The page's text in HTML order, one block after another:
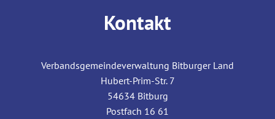
Kontakt
Verbandsgemeindeverwaltung Bitburger Land
Hubert-Prim-Str. 7
54634 Bitburg
Postfach 16 61